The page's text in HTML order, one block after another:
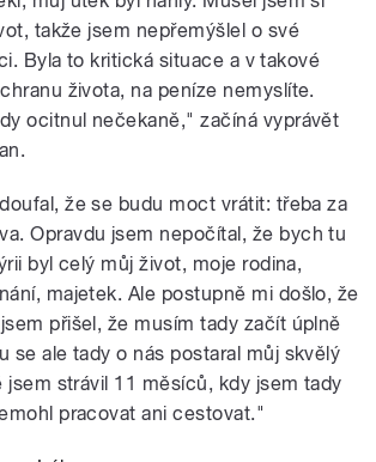
takže jsem nepřemýšlel o své
Byla to kritická situace a v takové
života, na peníze nemyslíte.
ocitnul nečekaně," začíná vyprávět
že se budu moct vrátit: třeba za
Opravdu jsem nepočítal, že bych tu
byl celý můj život, moje rodina,
majetek. Ale postupně mi došlo, že
přišel, že musím tady začít úplně
se ale tady o nás postaral můj skvělý
jsem strávil 11 měsíců, kdy jsem tady
pracovat ani cestovat."